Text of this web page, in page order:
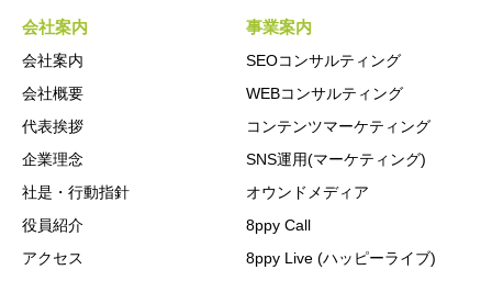
会社案内
会社案内
会社概要
代表挨拶
企業理念
社是・行動指針
役員紹介
アクセス
事業案内
SEOコンサルティング
WEBコンサルティング
コンテンツマーケティング
SNS運用(マーケティング)
オウンドメディア
8ppy Call
8ppy Live (ハッピーライブ)